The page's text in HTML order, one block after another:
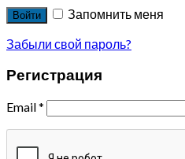
Войти
Запомнить меня
Забыли свой пароль?
Регистрация
Email*